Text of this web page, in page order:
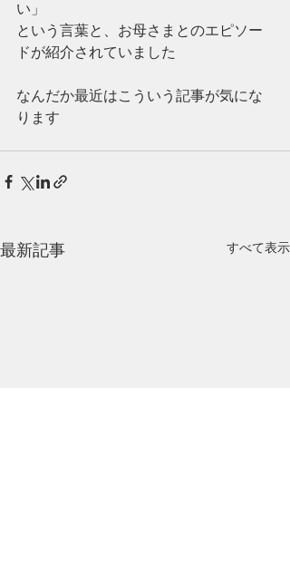
い」
という言葉と、お母さまとのエピソー
ドが紹介されていました
なんだか最近はこういう記事が気にな
ります
最新記事 すべて表示